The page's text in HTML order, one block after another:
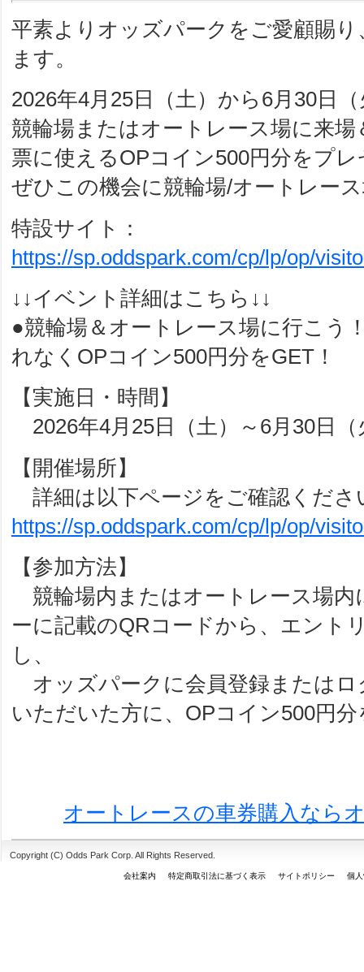
平素よりオッズパークをご愛顧賜
ます。
2026年4月25日（土）から6月30日
競輪場またはオートレース場に来
票に使えるOPコイン500円分をプ
ぜひこの機会に競輪場/オートレー
特設サイト：
https://sp.oddspark.com/cp/lp/op/
↓↓イベント詳細はこちら↓↓
●競輪場＆オートレース場に行こう
れなくOPコイン500円分をGET！
【実施日・時間】
2026年4月25日（土）～6月30日（
【開催場所】
詳細は以下ページをご確認くださ
https://sp.oddspark.com/cp/lp/op/
【参加方法】
競輪場内またはオートレース場内
ーに記載のQRコードから、エント
し、
オッズパークに会員登録または
いただいた方に、OPコイン500円
オートレースの車券購入なら
Copyright (C) Odds Park Corp. All Rights Reserved.
会社案内 特定商取引法に基づく表示 サイトポリシー 個